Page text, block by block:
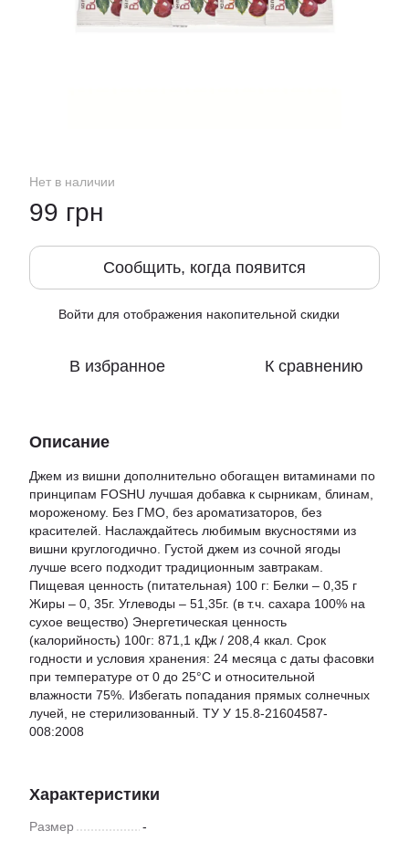
Нет в наличии
99 грн
Сообщить, когда появится
Войти для отображения накопительной скидки
В избранное К сравнению
Описание
Джем из вишни дополнительно обогащен витаминами по
принципам FOSHU лучшая добавка к сырникам, блинам,
мороженому. Без ГМО, без ароматизаторов, без
красителей. Наслаждайтесь любимым вкусностями из
вишни круглогодично. Густой джем из сочной ягоды
лучше всего подходит традиционным завтракам.
Пищевая ценность (питательная) 100 г: Белки – 0,35 г
Жиры – 0, 35г. Углеводы – 51,35г. (в т.ч. сахара 100% на
сухое вещество) Энергетическая ценность
(калорийность) 100г: 871,1 кДж / 208,4 ккал. Срок
годности и условия хранения: 24 месяца с даты фасовки
при температуре от 0 до 25°С и относительной
влажности 75%. Избегать попадания прямых солнечных
лучей, не стерилизованный. ТУ У 15.8-21604587-
008:2008
Характеристики
Размер -